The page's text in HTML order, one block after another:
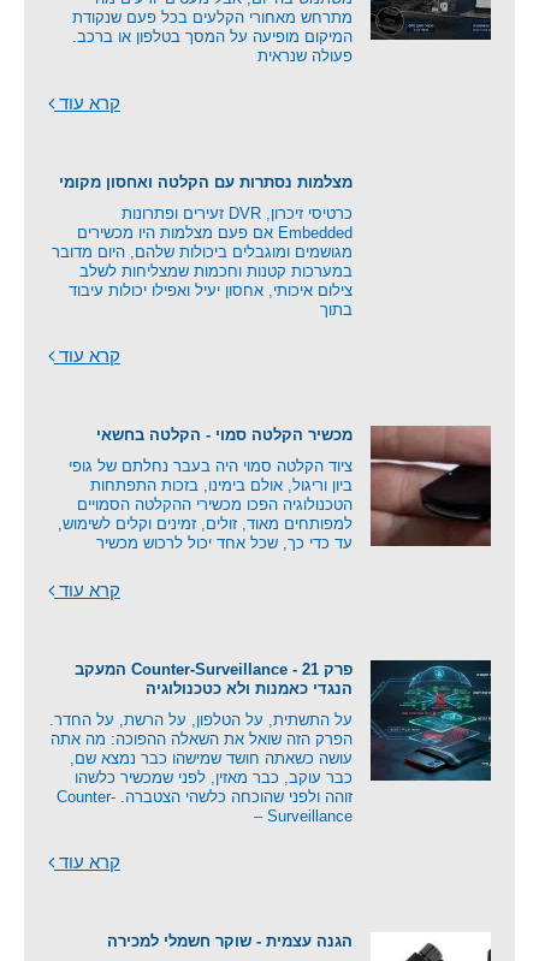
מתרחש מאחורי הקלעים בכל פעם שנקודת
המיקום מופיעה על המסך בטלפון או ברכב.
פעולה שנראית
קרא עוד
מצלמות נסתרות עם הקלטה ואחסון מקומי
כרטיסי זיכרון, DVR זעירים ופתרונות
Embedded אם פעם מצלמות היו מכשירים
מגושמים ומוגבלים ביכולות שלהם, היום מדובר
במערכות קטנות וחכמות שמצליחות לשלב
צילום איכותי, אחסון יעיל ואפילו יכולות עיבוד
בתוך
קרא עוד
מכשיר הקלטה סמוי - הקלטה בחשאי
ציוד הקלטה סמוי היה בעבר נחלתם של גופי
ביון וריגול, אולם בימינו, בזכות התפתחות
הטכנולוגיה הפכו מכשירי ההקלטה הסמויים
למפותחים מאוד, זולים, זמינים וקלים לשימוש,
עד כדי כך, שכל אחד יכול לרכוש מכשיר
קרא עוד
פרק 21 - Counter-Surveillance המעקב
הנגדי כאמנות ולא כטכנולוגיה
על התשתית, על הטלפון, על הרשת, על החדר.
הפרק הזה שואל את השאלה ההפוכה: מה אתה
עושה כשאתה חושד שמישהו כבר נמצא שם,
כבר עוקב, כבר מאזין, לפני שמכשיר כלשהו
זוהה ולפני שהוכחה כלשהי הצטברה. Counter-
Surveillance –
קרא עוד
הגנה עצמית - שוקר חשמלי למכירה